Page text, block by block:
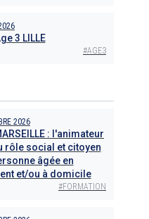
3 LILLE
#AGE3
2026
: l'animateur
rôle social et citoyen
âgée en
et/ou à domicile
#FORMATION